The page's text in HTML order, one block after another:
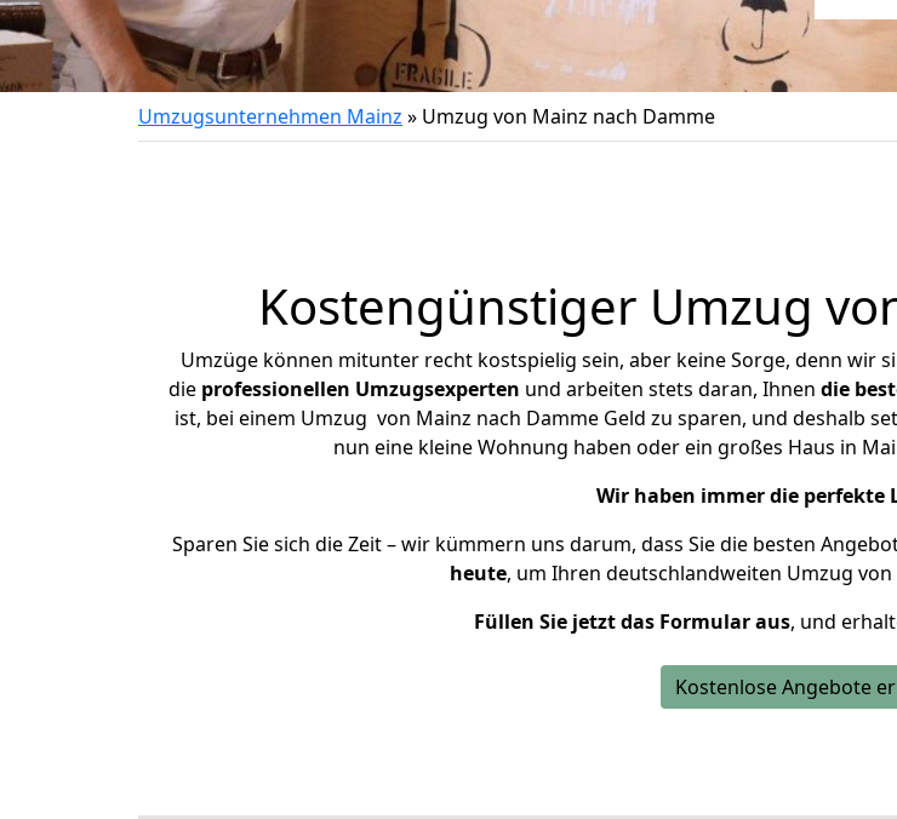
Umzugsunternehmen Mainz » Umzug von Mainz nach Damme
Kostengünstiger Umzug
Umzüge können mitunter recht kostspielig sein, aber keine Sorge, denn wir
die professionellen Umzugsexperten und arbeiten stets daran, Ihnen die
ist, bei einem Umzug von Mainz nach Damme Geld zu sparen, und deshalb
nun eine kleine Wohnung haben oder ein großes Haus in
Wir haben immer die perfekte
Sparen Sie sich die Zeit – wir kümmern uns darum, dass Sie die besten
heute, um Ihren deutschlandweiten Umzug
Füllen Sie jetzt das Formular aus, und
Kostenlose Angebote